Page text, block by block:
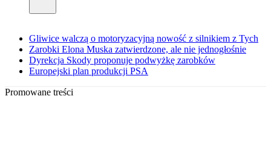
Gliwice walczą o motoryzacyjną nowość z silnikiem z Tych
Zarobki Elona Muska zatwierdzone, ale nie jednogłośnie
Dyrekcja Skody proponuje podwyżkę zarobków
Europejski plan produkcji PSA
Promowane treści